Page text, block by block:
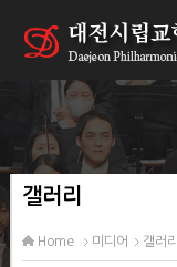
갤러리
Home 미디어 갤러리